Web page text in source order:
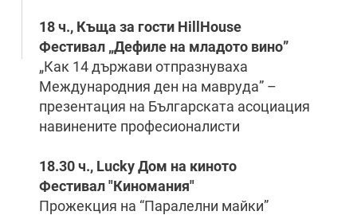
18 ч., Къща за гости HillHouse
Фестивал „Дефиле на младото вино”
„Как 14 държави отпразнуваха
Международния ден на мавруда” –
презентация на Българската асоциация
навинените професионалисти
18.30ч., Lucky Дом на киното
Фестивал "Киномания"
Прожекция на “Паралелни майки”